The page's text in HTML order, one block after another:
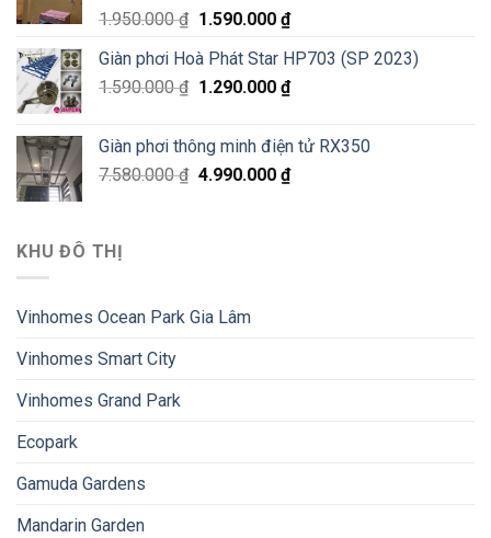
1.950.000₫ 1.590.000 ₫
Giàn phơi Hoà Phát Star HP703 (SP 2023)
1.590.000₫ 1.290.000 ₫
Giàn phơi thông minh điện tử RX350
7.580.000₫ 4.990.000 ₫
KHU ĐÔ THỊ
Vinhomes Ocean Park Gia Lâm
Vinhomes Smart City
Vinhomes Grand Park
Ecopark
Gamuda Gardens
Mandarin Garden